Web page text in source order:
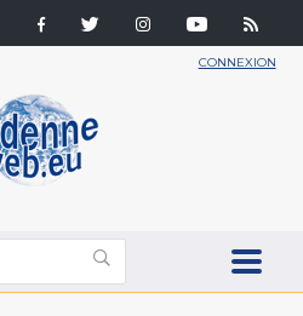
CONNEXION